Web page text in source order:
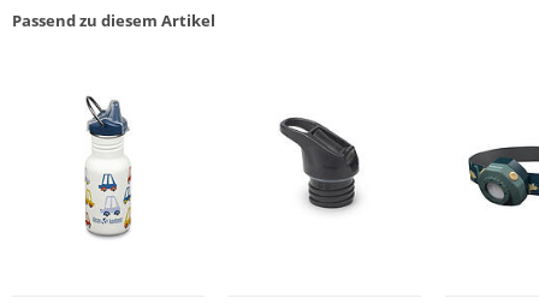
Passend zu diesem Artikel